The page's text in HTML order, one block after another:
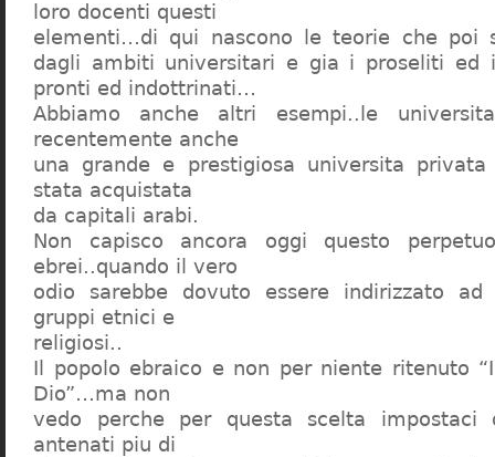
loro docenti questi
elementi…di qui nascono le teorie che poi
dagli ambiti universitari e gia i proseliti ed
pronti ed indottrinati…
Abbiamo anche altri esempi..le
recentemente anche
una grande e prestigiosa universita
stata acquistata
da capitali arabi.
Non capisco ancora oggi questo
ebrei..quando il vero
odio sarebbe dovuto essere indirizzato
gruppi etnici e
religiosi..
Il popolo ebraico e non per niente ritenuto
Dio”…ma non
vedo perche per questa scelta
antenati piu di